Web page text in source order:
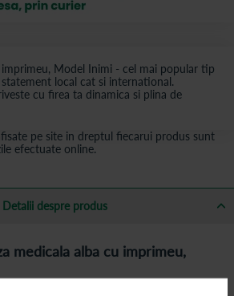
imprimeu, Model Inimi - cel mai popular tip
local cat si international.
cu firea ta dinamica si plina de
pe site in dreptul fiecarui produs sunt
efectuate online.
Detalii despre produs
medicala alba cu imprimeu,